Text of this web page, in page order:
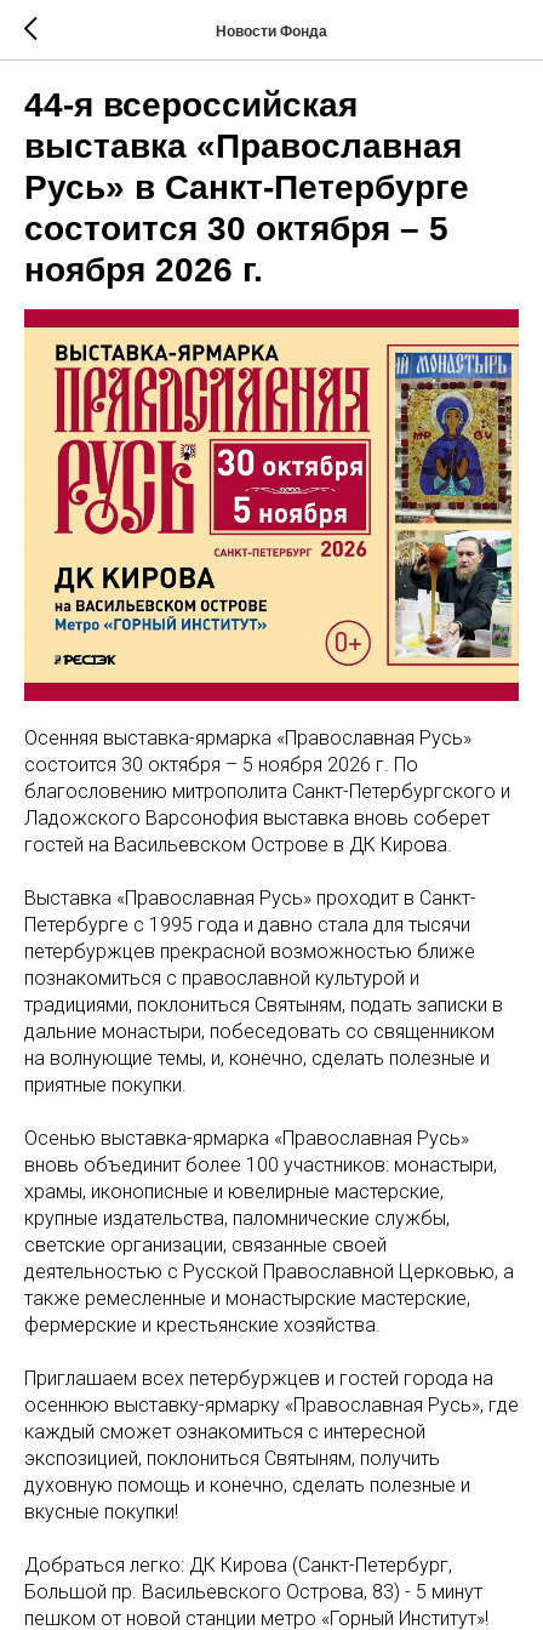
Новости Фонда
44-я всероссийская
выставка «Православная
Русь» в Санкт-Петербурге
состоится 30 октября – 5
ноября 2026 г.
Осенняя выставка-ярмарка «Православная Русь»
состоится 30 октября – 5 ноября 2026 г. По
благословению митрополита Санкт-Петербургского и
Ладожского Варсонофия выставка вновь соберет
гостей на Васильевском Острове в ДК Кирова.
Выставка «Православная Русь» проходит в Санкт-
Петербурге с 1995 года и давно стала для тысячи
петербуржцев прекрасной возможностью ближе
познакомиться с православной культурой и
традициями, поклониться Святыням, подать записки в
дальние монастыри, побеседовать со священником
на волнующие темы, и, конечно, сделать полезные и
приятные покупки.
Осенью выставка-ярмарка «Православная Русь»
вновь объединит более 100 участников: монастыри,
храмы, иконописные и ювелирные мастерские,
крупные издательства, паломнические службы,
светские организации, связанные своей
деятельностью с Русской Православной Церковью, а
также ремесленные и монастырские мастерские,
фермерские и крестьянские хозяйства.
Приглашаем всех петербуржцев и гостей города на
осеннюю выставку-ярмарку «Православная Русь», где
каждый сможет ознакомиться с интересной
экспозицией, поклониться Святыням, получить
духовную помощь и конечно, сделать полезные и
вкусные покупки!
Добраться легко: ДК Кирова (Санкт-Петербург,
Большой пр. Васильевского Острова, 83) - 5 минут
пешком от новой станции метро «Горный Институт»!